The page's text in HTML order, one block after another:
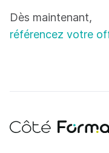
Dès maintenant,
référencez votre